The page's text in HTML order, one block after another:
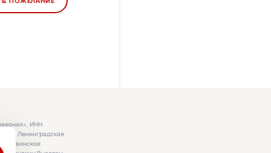
ИНН
Ленинградская